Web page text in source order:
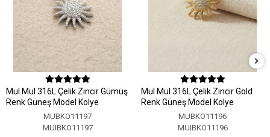
MuI MuI 316L Çelik Zincir Gümüş
Renk Güneş Model Kolye
MUBKO11197
MUIBKO11197
MuI MuI 316L Çelik Zincir Gold
Renk Güneş Model Kolye
MUBKO11196
MUIBKO11196